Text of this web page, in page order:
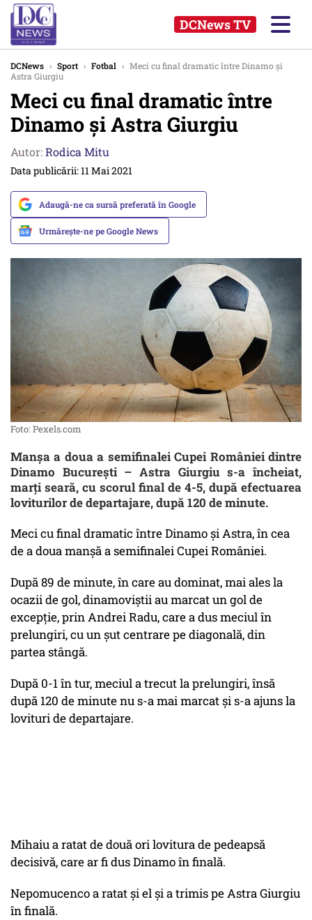
DCNews TV
DCNews › Sport › Fotbal › Meci cu final dramatic între Dinamo și
Astra Giurgiu
Meci cu final dramatic între
Dinamo și Astra Giurgiu
Autor:Rodica Mitu
Data publicării: 11 Mai 2021
Adaugă-ne ca sursă preferată în Google
Urmărește-ne pe Google News
Foto: Pexels.com
Manșa a doua a semifinalei Cupei României dintre
Dinamo București – Astra Giurgiu s-a încheiat,
marți seară, cu scorul final de 4-5, după efectuarea
loviturilor de departajare, după 120 de minute.
Meci cu final dramatic între Dinamo și Astra, în cea
de a doua manșă a semifinalei Cupei României.
După 89 de minute, în care au dominat, mai ales la
ocazii de gol, dinamoviștii au marcat un gol de
excepție, prin Andrei Radu, care a dus meciul în
prelungiri, cu un șut centrare pe diagonală, din
partea stângă.
După 0-1 în tur, meciul a trecut la prelungiri, însă
după 120 de minute nu s-a mai marcat și s-a ajuns la
lovituri de departajare.
Mihaiu a ratat de două ori lovitura de pedeapsă
decisivă, care ar fi dus Dinamo în finală.
Nepomucenco a ratat și el și a trimis pe Astra Giurgiu
în finală.